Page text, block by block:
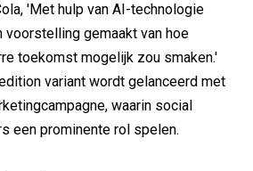
'Met hulp van AI-technologie
voorstelling gemaakt van hoe
toekomst mogelijk zou smaken.'
variant wordt gelanceerd met
waarin social
een prominente rol spelen.